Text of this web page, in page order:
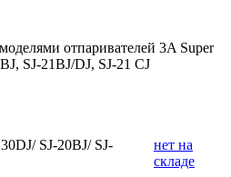
отпаривателей 3A Super
SJ-21BJ/DJ, SJ-21 CJ
SJ-20BJ/ SJ-
нет на
складе